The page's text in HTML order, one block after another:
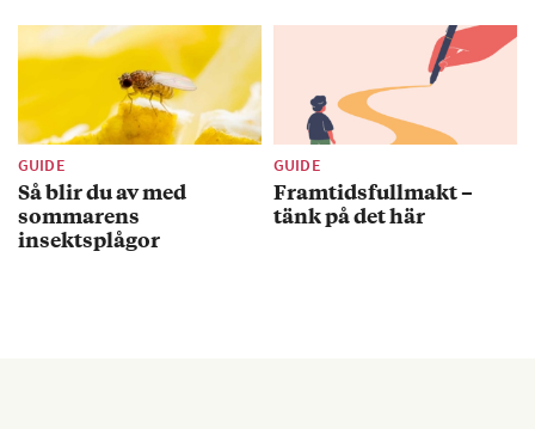
GUIDE
Så blir du av med
sommarens
insektsplågor
GUIDE
Framtidsfullmakt –
tänk på det här